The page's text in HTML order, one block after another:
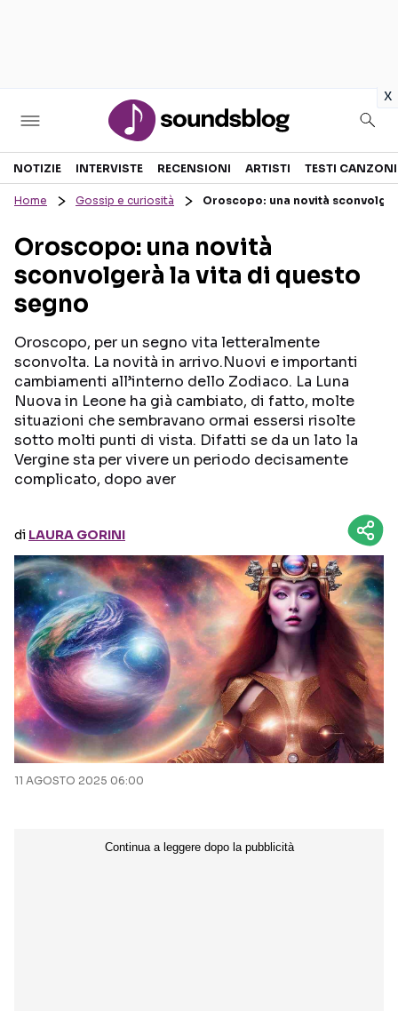
x
Sezioni
RECENSIONI MUSICALI
INTERVISTE
GOSSIP E CURIOSITÀ
TESTI CANZONI
TOUR ED EVENTI
Seguici sui social
NOTIZIE INTERVISTE RECENSIONI ARTISTI TESTI CANZONI
Home Gossip e curiosità Oroscopo: una novità
Oroscopo: una novità
sconvolgerà la vita di questo
segno
Oroscopo, per un segno vita letteralmente
sconvolta. La novità in arrivo.Nuovi e importanti
cambiamenti all’interno dello Zodiaco. La Luna
Nuova in Leone ha già cambiato, di fatto, molte
situazioni che sembravano ormai essersi risolte
sotto molti punti di vista. Difatti se da un lato la
Vergine sta per vivere un periodo decisamente
complicato, dopo aver
di LAURA GORINI
11 AGOSTO 2025 06:00